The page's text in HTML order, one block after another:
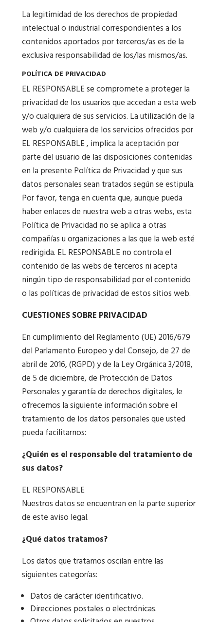
La legitimidad de los derechos de propiedad
intelectual o industrial correspondientes a los
contenidos aportados por terceros/as es de la
exclusiva responsabilidad de los/las mismos/as.
POLÍTICA DE PRIVACIDAD
EL RESPONSABLE se compromete a proteger la
privacidad de los usuarios que accedan a esta web
y/o cualquiera de sus servicios. La utilización de la
web y/o cualquiera de los servicios ofrecidos por
EL RESPONSABLE , implica la aceptación por
parte del usuario de las disposiciones contenidas
en la presente Política de Privacidad y que sus
datos personales sean tratados según se estipula.
Por favor, tenga en cuenta que, aunque pueda
haber enlaces de nuestra web a otras webs, esta
Política de Privacidad no se aplica a otras
compañías u organizaciones a las que la web esté
redirigida. EL RESPONSABLE no controla el
contenido de las webs de terceros ni acepta
ningún tipo de responsabilidad por el contenido
o las políticas de privacidad de estos sitios web.
CUESTIONES SOBRE PRIVACIDAD
En cumplimiento del Reglamento (UE) 2016/679
del Parlamento Europeo y del Consejo, de 27 de
abril de 2016, (RGPD) y de la Ley Orgánica 3/2018,
de 5 de diciembre, de Protección de Datos
Personales y garantía de derechos digitales, le
ofrecemos la siguiente información sobre el
tratamiento de los datos personales que usted
pueda facilitarnos:
¿Quién es el responsable del tratamiento de
sus datos?
EL RESPONSABLE
Nuestros datos se encuentran en la parte superior
de este aviso legal.
¿Qué datos tratamos?
Los datos que tratamos oscilan entre las
siguientes categorías:
Datos de carácter identificativo.
Direcciones postales o electrónicas.